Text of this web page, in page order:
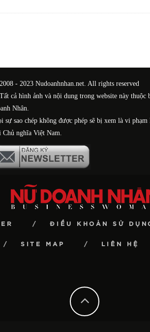
- 2023 Nudoanhnhan.net. All rights reserved
cả hình ảnh và nội dung trong website này
Nhân.
sự sao chép không được phép sẽ bị xem là vi
Chủ nghĩa Việt Nam.
ĐIỀU KHOẢN SỬ
SITE MAP LIÊN HỆ